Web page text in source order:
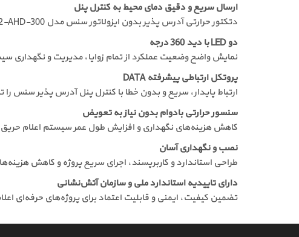
ارسال سریع و دقیق دمای محیط به کنترل پنل
دتکتور حرارتی آدرس پذیر بدون ایزولاتور سنس مدل S2-AHD-300 امکان پایش لحظه‌ای حرارت و افزایش سرعت واکنش سیستم را فراهم می‌کند.
دو LED با دید 360 درجه
نمایش واضح وضعیت عملکرد از تمام زوایا، مدیریت و نگهداری
پروتکل ارتباطی پیشرفته DATA
ارتباط پایدار، سریع و بدون خطا با کنترل پنل آدرس پذیر سنس
سنسور حرارتی بادوام بدون نیاز به تعویض
کاهش هزینه‌های نگهداری و افزایش طول عمر سیستم اعلام
نصب و نگهداری آسان
طراحی استاندارد و کاربرپسند، اجرای سریع پروژه و کاهش
دارای تاییدیه استاندارد ملی و سازمان آتش‌نشانی
تضمین کیفیت، ایمنی و قابلیت اعتماد برای پروژه‌های حرفه‌ای